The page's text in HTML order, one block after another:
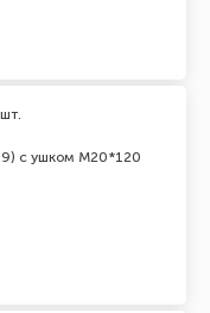
с ушком М20*120
шт.